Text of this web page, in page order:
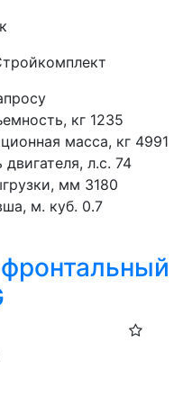
кг 1235
масса, кг 4991
л.с. 74
мм 3180
м. куб. 0.7